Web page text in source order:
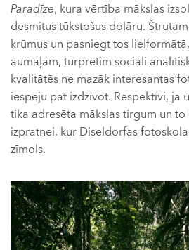
Paradīze, kura vērtība mākslas
desmitus tūkstošus dolāru.
krūmus un pasniegt tos
aumaļām, turpretim sociāli
kvalitātēs ne mazāk interesantas
iespēju pat izdzīvot. Respektīvi, ja
tika adresēta mākslas tirgum un
izpratnei, kur Diseldorfas
zīmols.